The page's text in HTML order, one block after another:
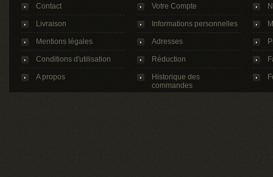
Contact
Livraison
Mentions légales
Conditions d'utilisation
A propos
Votre Compte
Informations personnelles
Adresses
Réduction
Historique des
commandes